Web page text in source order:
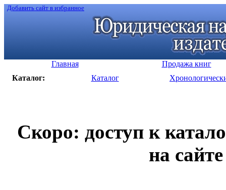
Добавить сайт в избранное
Главная
Продажа книг
Каталог:
Каталог
Скоро: доступ к
на